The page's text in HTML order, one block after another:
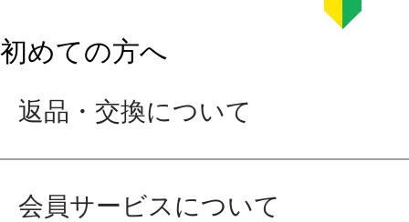
初めての方へ
返品・交換について
会員サービスについて